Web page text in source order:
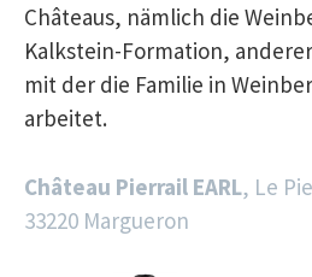
Châteaus, nämlich die
Kalkstein-Formation,
mit der die Familie in
arbeitet.
Château Pierrail EARL, Le
33220 Margueron